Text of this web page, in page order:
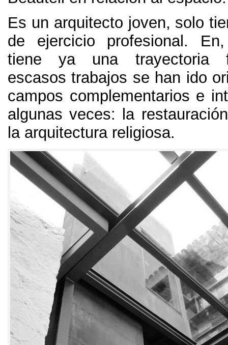
Es un arquitecto joven, solo
de ejercicio profesional .
tiene ya una trayectoria
escasos trabajos se han ido
campos complementarios e
algunas veces:
la
la arquitectura religiosa.